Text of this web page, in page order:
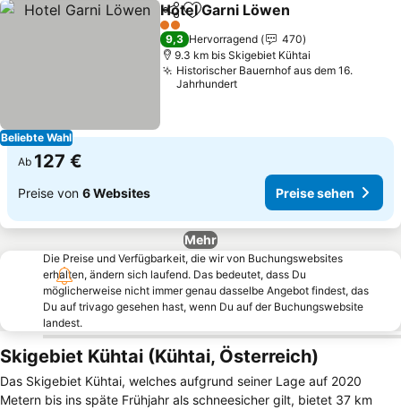
Beliebte Wahl
TeilenZu Favoriten hinzufügen
Hotel Garni Löwen
2 Sterne
9,3 Hervorragend
470
9.3 km bis Skigebiet Kühtai
Historischer Bauernhof aus dem 16.
Jahrhundert
Ab 127 €
Preise von 6 Websites Preise sehen
Mehr
Die Preise und Verfügbarkeit, die wir von Buchungswebsites
erhalten, ändern sich laufend. Das bedeutet, dass Du
möglicherweise nicht immer genau dasselbe Angebot findest, das
Du auf trivago gesehen hast, wenn Du auf der Buchungswebsite
landest.
Skigebiet Kühtai (Kühtai, Österreich)
Das Skigebiet Kühtai, welches aufgrund seiner Lage auf 2020
Metern bis ins späte Frühjahr als schneesicher gilt, bietet 37 km